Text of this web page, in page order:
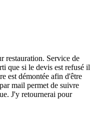
restauration. Service de
que si le devis est refusé il
est démontée afin d'être
mail permet de suivre
J'y retournerai pour